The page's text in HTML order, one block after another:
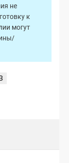
не
к
могут